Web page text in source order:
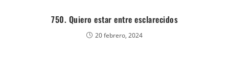
750. Quiero estar entre esclarecidos
20 febrero, 2024